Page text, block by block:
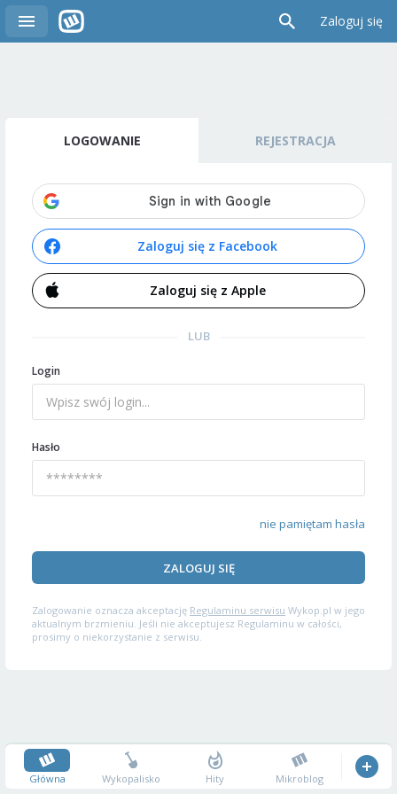
Zaloguj się
LOGOWANIE REJESTRACJA
Zaloguj się z Facebook
Zaloguj się z Apple
LUB
Login
Hasło
nie pamiętam hasła
ZALOGUJ SIĘ
Zalogowanie oznacza akceptację Regulaminu serwisu Wykop.pl w jego
aktualnym brzmieniu. Jeśli nie akceptujesz Regulaminu w całości,
prosimy o niekorzystanie z serwisu.
Główna Wykopalisko Hity Mikroblog